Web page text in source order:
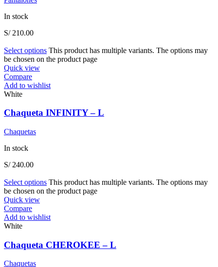
In stock
S/210.00
Select options This product has multiple variants. The options may
be chosen on the product page
Quick view
Compare
Add to wishlist
White
Chaqueta INFINITY – L
Chaquetas
In stock
S/240.00
Select options This product has multiple variants. The options may
be chosen on the product page
Quick view
Compare
Add to wishlist
White
Chaqueta CHEROKEE – L
Chaquetas